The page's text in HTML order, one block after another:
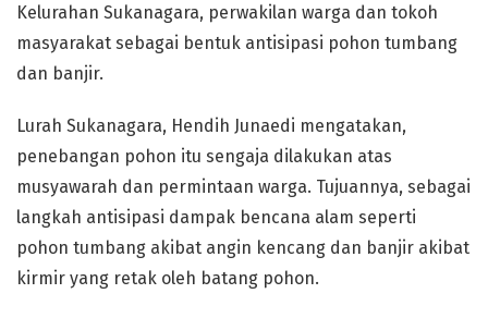
Kelurahan Sukanagara, perwakilan warga dan tokoh
masyarakat sebagai bentuk antisipasi pohon tumbang
dan banjir.
Lurah Sukanagara, Hendih Junaedi mengatakan,
penebangan pohon itu sengaja dilakukan atas
musyawarah dan permintaan warga. Tujuannya, sebagai
langkah antisipasi dampak bencana alam seperti
pohon tumbang akibat angin kencang dan banjir akibat
kirmir yang retak oleh batang pohon.